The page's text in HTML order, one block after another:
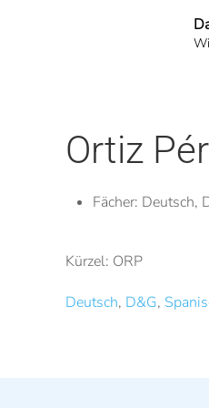
Zum Hauptinhalt springen
Ortiz
Fächer: Deutsch,
Kürzel: ORP
Deutsch, D&G,